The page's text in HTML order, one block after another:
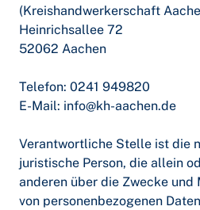
(Kreishandwerkerschaft
Heinrichsallee 72
52062 Aachen
Telefon: 0241 949820
E-Mail: info@kh-aachen.de
Verantwortliche Stelle ist die
juristische Person, die allein
anderen über die Zwecke
von personenbezogenen